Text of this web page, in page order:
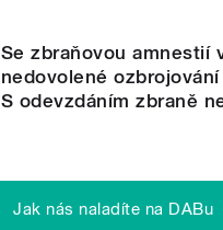
Se zbraňovou amnestií
nedovolené
S odevzdáním zbraně
Jak nás naladíte na DABu